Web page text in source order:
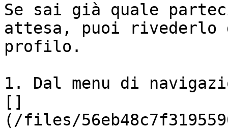
Se sai già quale
attesa, puoi rivederlo
profilo.
1. Dal menu di
[]
(/files/